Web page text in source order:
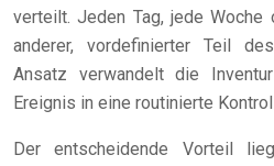
verteilt. Jeden Tag, jede
anderer, vordefinierter Teil
Ansatz verwandelt die
Ereignis in eine routinierte
Der entscheidende Vorteil